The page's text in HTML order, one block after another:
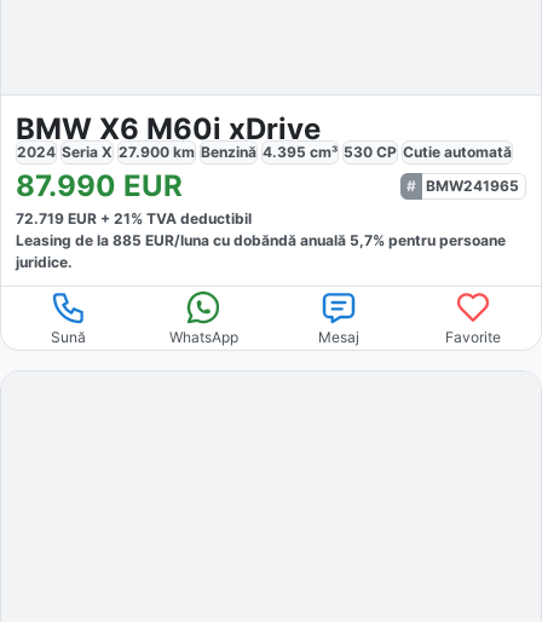
BMW X6 M60i xDrive
2024 Seria X 27.900 km Benzină 4.395 cm³ 530 CP Cutie automată
87.990 EUR
BMW241965
72.719 EUR + 21% TVA deductibil
Leasing de la 885 EUR/luna cu dobăndă anuală 5,7% pentru persoane
juridice.
Sună WhatsApp Mesaj Favorite